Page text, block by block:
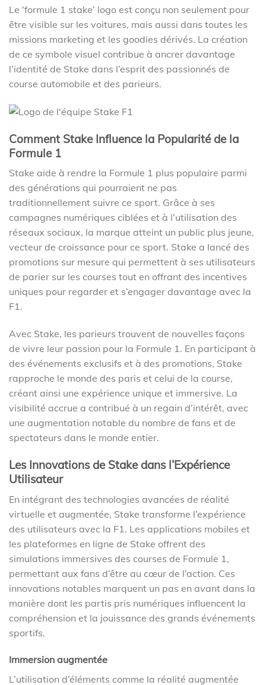
Le ‘formule 1 stake’ logo est conçu non seulement pour
être visible sur les voitures, mais aussi dans toutes les
missions marketing et les goodies dérivés. La création
de ce symbole visuel contribue à ancrer davantage
l’identité de Stake dans l’esprit des passionnés de
course automobile et des parieurs.
Comment Stake Influence la Popularité de la
Formule 1
Stake aide à rendre la Formule 1 plus populaire parmi
des générations qui pourraient ne pas
traditionnellement suivre ce sport. Grâce à ses
campagnes numériques ciblées et à l’utilisation des
réseaux sociaux, la marque atteint un public plus jeune,
vecteur de croissance pour ce sport. Stake a lancé des
promotions sur mesure qui permettent à ses utilisateurs
de parier sur les courses tout en offrant des incentives
uniques pour regarder et s’engager davantage avec la
F1.
Avec Stake, les parieurs trouvent de nouvelles façons
de vivre leur passion pour la Formule 1. En participant à
des événements exclusifs et à des promotions, Stake
rapproche le monde des paris et celui de la course,
créant ainsi une expérience unique et immersive. La
visibilité accrue a contribué à un regain d’intérêt, avec
une augmentation notable du nombre de fans et de
spectateurs dans le monde entier.
Les Innovations de Stake dans l’Expérience
Utilisateur
En intégrant des technologies avancées de réalité
virtuelle et augmentée, Stake transforme l’expérience
des utilisateurs avec la F1. Les applications mobiles et
les plateformes en ligne de Stake offrent des
simulations immersives des courses de Formule 1,
permettant aux fans d’être au cœur de l’action. Ces
innovations notables marquent un pas en avant dans la
manière dont les partis pris numériques influencent la
compréhension et la jouissance des grands événements
sportifs.
Immersion augmentée
L’utilisation d’éléments comme la réalité augmentée